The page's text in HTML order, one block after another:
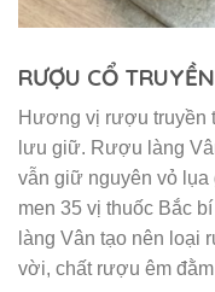
RƯỢU CỔ
Hương vị rượu truyền
lưu giữ. Rượu làng
vẫn giữ nguyên vỏ
men 35 vị thuốc Bắc